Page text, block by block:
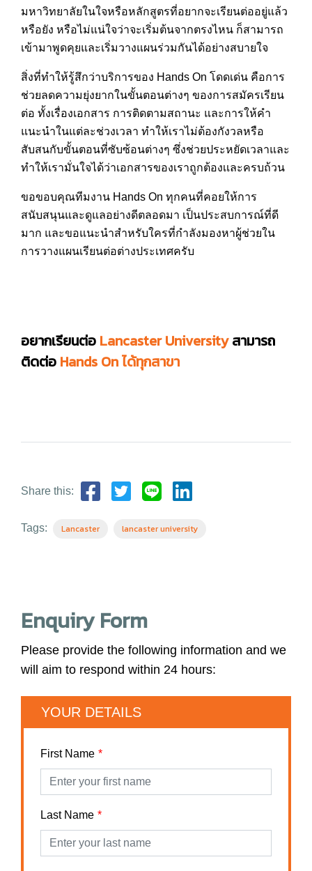
มหาวิทยาลัยในใจหรือหลักสูตรที่อยากจะเรียนต่ออยู่แล้ว
หรือยัง หรือไม่แน่ใจว่าจะเริ่มต้นจากตรงไหน ก็สามารถ
เข้ามาพูดคุยและเริ่มวางแผนร่วมกันได้อย่างสบายใจ
สิ่งที่ทำให้รู้สึกว่าบริการของ Hands On โดดเด่น คือการ
ช่วยลดความยุ่งยากในขั้นตอนต่างๆ ของการสมัครเรียน
ต่อ ทั้งเรื่องเอกสาร การติดตามสถานะ และการให้คำ
แนะนำในแต่ละช่วงเวลา ทำให้เราไม่ต้องกังวลหรือ
สับสนกับขั้นตอนที่ซับซ้อนต่างๆ ซึ่งช่วยประหยัดเวลาและ
ทำให้เรามั่นใจได้ว่าเอกสารของเราถูกต้องเเละครบถ้วน
ขอขอบคุณทีมงาน Hands On ทุกคนที่คอยให้การ
สนับสนุนและดูแลอย่างดีตลอดมา เป็นประสบการณ์ที่ดี
มาก และขอแนะนำสำหรับใครที่กำลังมองหาผู้ช่วยใน
การวางแผนเรียนต่อต่างประเทศครับ
อยากเรียนต่อ Lancaster University สามารถ
ติดต่อ Hands On ได้ทุกสาขา
Share this:
Tags: Lancaster lancaster university
Enquiry Form
Please provide the following information and we
will aim to respond within 24 hours:
YOUR DETAILS
First Name
Last Name